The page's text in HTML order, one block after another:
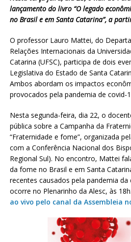
lançamento do livro “O legado
no Brasil e em Santa Catarina”, a
O professor Lauro Mattei, do
Relações Internacionais da
Catarina (UFSC), participa de dois
Legislativa do Estado de Santa
Ambos abordam os impactos
provocados pela pandemia de covid-
Nesta segunda-feira, dia 22, o
pública sobre a Campanha da
“Fraternidade e fome”, organizada
com a Conferência Nacional dos
Regional Sul). No encontro, Mattei
da fome no Brasil e em Santa
recentes causados pela pandemia da
ocorre no Plenarinho da Alesc, às
ao vivo pelo canal da Assembleia